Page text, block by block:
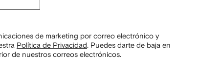
de marketing por correo electrónico y
Política de Privacidad. Puedes darte de baja en
de nuestros correos electrónicos.